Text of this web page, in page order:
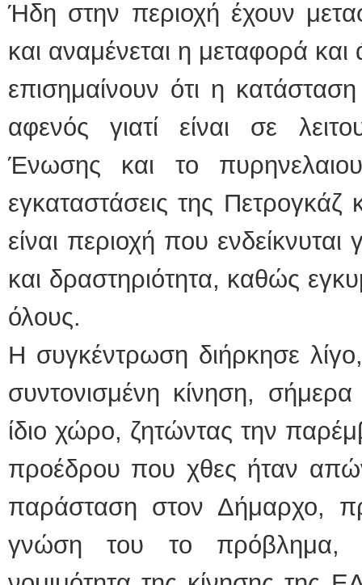
Ήδη στην περιοχή έχουν
και αναμένεται η μεταφορά
επισημαίνουν ότι η κατάσταση
αφενός γιατί είναι σε
Ένωσης και το
εγκαταστάσεις της Πετρογκάζ
είναι περιοχή που ενδείκνυται
και δραστηριότητα, καθώς
όλους.
Η συγκέντρωση διήρκησε
συντονισμένη κίνηση,
ίδιο χώρο, ζητώντας την
προέδρου που χθες ήταν
παράσταση στον Δήμαρχο,
γνώση του το πρόβλημα,